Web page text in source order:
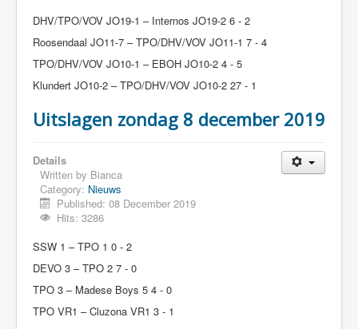
DHV/TPO/VOV JO19-1 – Internos JO19-2 6 - 2
Roosendaal JO11-7 – TPO/DHV/VOV JO11-1 7 - 4
TPO/DHV/VOV JO10-1 – EBOH JO10-2 4 - 5
Klundert JO10-2 – TPO/DHV/VOV JO10-2 27 - 1
Uitslagen zondag 8 december 2019
Details
Written by Bianca
Category: Nieuws
Published: 08 December 2019
Hits: 3286
SSW 1 – TPO 1 0 - 2
DEVO 3 – TPO 2 7 - 0
TPO 3 – Madese Boys 5 4 - 0
TPO VR1 – Cluzona VR1 3 - 1